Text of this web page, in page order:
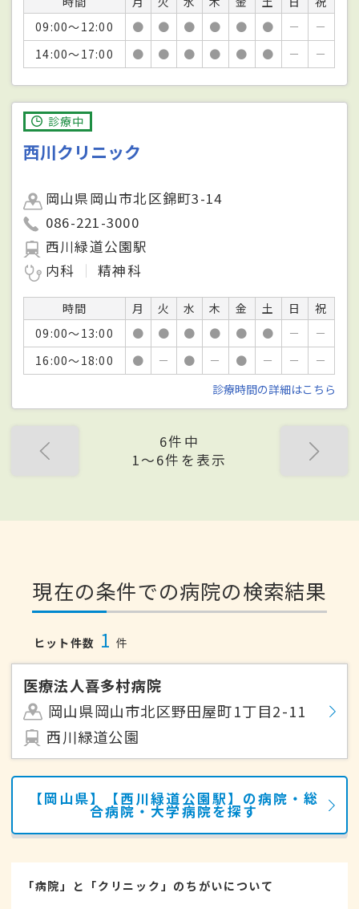
09:00～12:00
● ● ● ● ● ● －
－
14:00～17:00
● ● ● ● ● ● － －
診療中
西川クリニック
岡山県岡山市北区錦町3-14
086-221-3000
西川緑道公園駅
内科
精神科
時間 月 火 水 木 金 土 日
祝
09:00～13:00
● ● ● ● ● ● －
－
16:00～18:00
● － ● － ● － －
－
診療時間の詳細はこちら
6件中
1〜6件を表示
現在の条件での病院の検索結果
ヒット件数 1 件
医療法人喜多村病院
岡山県岡山市北区野田屋町1丁目2-11
西川緑道公園
【岡山県】【西川緑道公園駅】の病院・総
合病院・大学病院を探す
「病院」と「クリニック」のちがいについて